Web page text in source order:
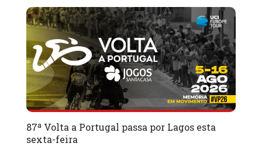
87ª Volta a Portugal passa por Lagos esta
sexta-feira